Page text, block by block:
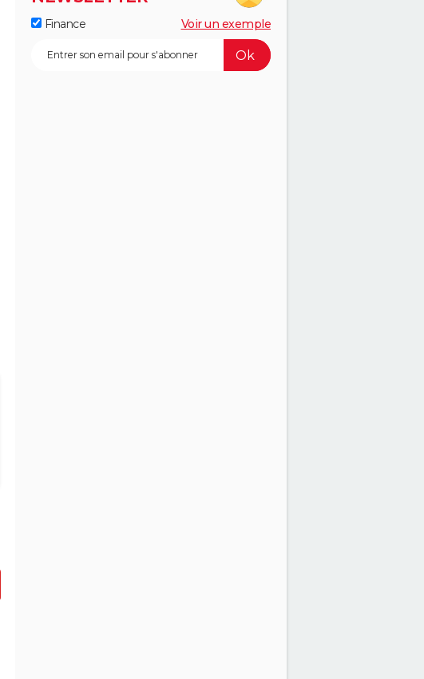
Finance Voir un exemple